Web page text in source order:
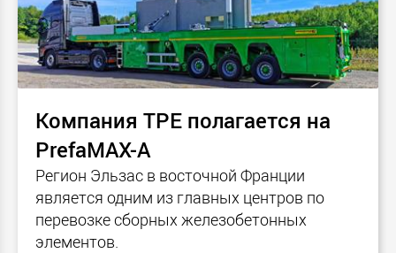
Компания TPE полагается на
PrefaMAX-A
Регион Эльзас в восточной Франции
является одним из главных центров по
перевозке сборных железобетонных
элементов.